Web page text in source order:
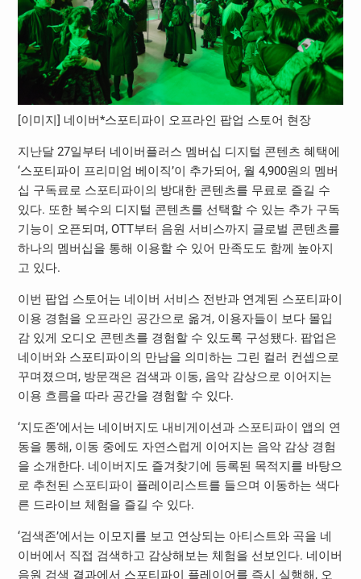
[이미지] 네이버*스포티파이 오프라인 팝업 스토어 현장
지난달 27일부터 네이버플러스 멤버십 디지털 콘텐츠 혜택에
‘스포티파이 프리미엄 베이직’이 추가되어, 월 4,900원의 멤버
십 구독료로 스포티파이의 방대한 콘텐츠를 무료로 즐길 수
있다. 또한 복수의 디지털 콘텐츠를 선택할 수 있는 추가 구독
기능이 오픈되며, OTT부터 음원 서비스까지 글로벌 콘텐츠를
하나의 멤버십을 통해 이용할 수 있어 만족도도 함께 높아지
고 있다.
이번 팝업 스토어는 네이버 서비스 전반과 연계된 스포티파이
이용 경험을 오프라인 공간으로 옮겨, 이용자들이 보다 몰입
감 있게 오디오 콘텐츠를 경험할 수 있도록 구성됐다. 팝업은
네이버와 스포티파이의 만남을 의미하는 그린 컬러 컨셉으로
꾸며졌으며, 방문객은 검색과 이동, 음악 감상으로 이어지는
이용 흐름을 따라 공간을 경험할 수 있다.
‘지도존’에서는 네이버지도 내비게이션과 스포티파이 앱의 연
동을 통해, 이동 중에도 자연스럽게 이어지는 음악 감상 경험
을 소개한다. 네이버지도 즐겨찾기에 등록된 목적지를 바탕으
로 추천된 스포티파이 플레이리스트를 들으며 이동하는 색다
른 드라이브 체험을 즐길 수 있다.
‘검색존’에서는 이모지를 보고 연상되는 아티스트와 곡을 네
이버에서 직접 검색하고 감상해보는 체험을 선보인다. 네이버
음원 검색 결과에서 스포티파이 플레이어를 즉시 실행해, 오